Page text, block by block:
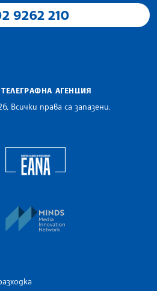
9262 210
АГЕНЦИЯ
Всички права са запазени.
Assocoation of the Balkan News Agencies
Newsroom